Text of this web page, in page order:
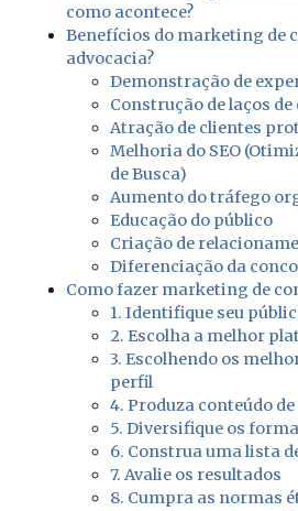
como acontece?
Benefícios do marketing de
advocacia?
Demonstração de
Construção de laços
Atração de clientes
Melhoria do SEO
de Busca)
Aumento do tráfego
Educação do público
Criação de
Diferenciação da
Como fazer marketing de
1. Identifique seu
2. Escolha a melhor
3. Escolhendo os
perfil
4. Produza conteúdo
5. Diversifique os
6. Construa uma lista
7. Avalie os resultados
8. Cumpra as normas